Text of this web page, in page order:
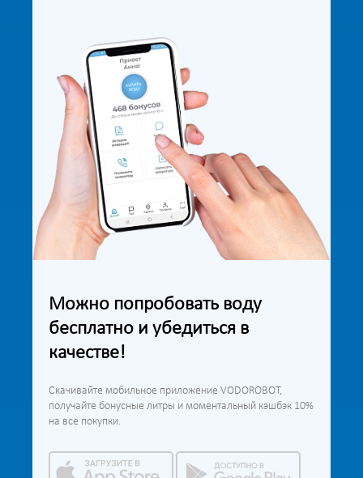
Можно попробовать воду
бесплатно и убедиться в
качестве!
Скачивайте мобильное приложение VODOROBOT,
получайте бонусные литры и моментальный кэшбэк 10%
на все покупки.